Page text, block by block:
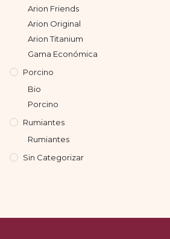
Arion Friends
Arion Original
Arion Titanium
Gama Económica
Porcino
Bio
Porcino
Rumiantes
Rumiantes
Sin Categorizar